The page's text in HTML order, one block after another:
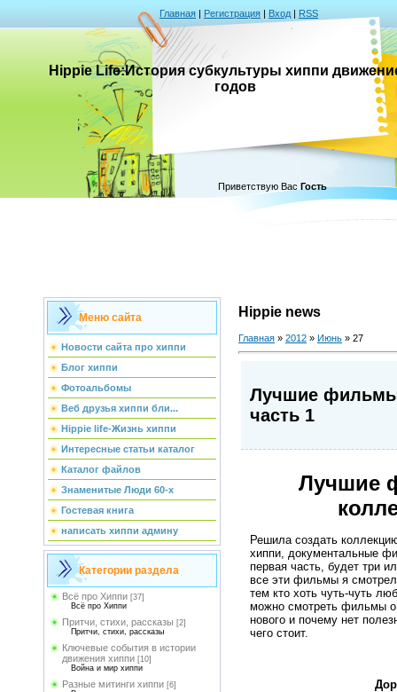
Главная | Регистрация | Вход | RSS
Hippie Life:История субкультуры хиппи
годов
Приветствую Вас Гость
Меню сайта
Новости сайта про хиппи
Блог хиппи
Фотоальбомы
Веб друзья хиппи бли...
Hippie life-Жизнь хиппи
Интересные статьи каталог
Каталог файлов
Знаменитые Люди 60-х
Гостевая книга
написать хиппи админу
Категории раздела
Всё про Хиппи [37]
Всё про Хиппи
Притчи, стихи, рассказы [2]
Притчи, стихи, рассказы
Ключевые события в истории
движения хиппи [10]
Война и мир хиппи
Разные митинги хиппи [6]
Hippie news
Главная » 2012 » Июнь » 27
Лучшие фильмы
часть 1
Лучшие
Решила создать
хиппи, документальные
первая часть, будет три
все эти фильмы я
тем кто хоть чуть-чуть
можно смотреть фильмы о
нового и почему нет
чего стоит.